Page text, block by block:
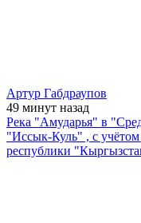
Артур Габдраупов
49 минут назад
Река "Амударья" в
"Иссык-Куль" , с учётом
республики